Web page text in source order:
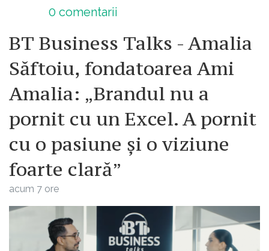
0 comentarii
BT Business Talks - Amalia
Săftoiu, fondatoarea Ami
Amalia: „Brandul nu a
pornit cu un Excel. A pornit
cu o pasiune și o viziune
foarte clară”
acum 7 ore